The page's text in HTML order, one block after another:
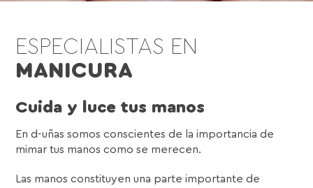
ESPECIALISTAS EN
MANICURA
Cuida y luce tus manos
En d-uñas somos conscientes de la importancia de
mimar tus manos como se merecen.
Las manos constituyen una parte importante de